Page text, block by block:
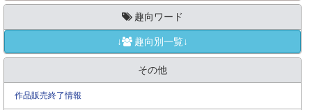
趣向ワード
↓ 趣向別一覧↓
その他
作品販売終了情報